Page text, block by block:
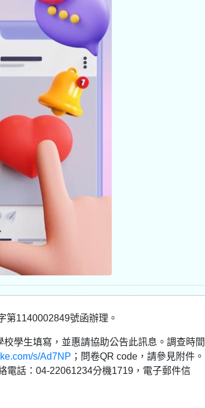
第1140002849號函辦理。
學生填寫，並惠請協助公告此訊息。調查時間
s/Ad7NP ；問卷QR code，請參見附件。
電話：04-22061234分機1719，電子郵件信